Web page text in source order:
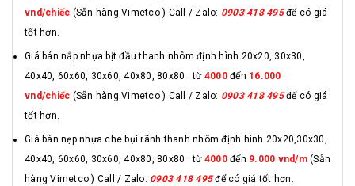
vnd/chiếc (Sẵn hàng Vimetco ) Call / Zalo: 0903 418 495để có giá
tốt hơn.
Giá bán nắp nhựa bịt đầu thanh nhôm định hình 20x20, 30x30,
40x40, 60x60, 30x60, 40x80, 80x80 : từ 4000đến 16.000
vnd/chiếc (Sẵn hàng Vimetco ) Call / Zalo: 0903 418 495để có giá
tốt hơn.
Giá bán nẹp nhựa che bụi rãnh thanh nhôm định hình 20x20,30x30,
40x40, 60x60, 30x60, 40x80, 80x80 : từ 4000đến 9.000 vnd/m(Sẵn
hàng Vimetco ) Call / Zalo: 0903 418 495để có giá tốt hơn.